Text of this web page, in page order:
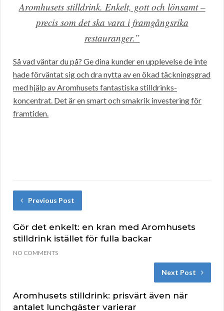
Aromhusets stilldrink. Enkelt, gott och lönsamt –
precis som det ska vara i framgångsrika
restauranger.”
Så vad väntar du på? Ge dina kunder en upplevelse de inte
hade förväntat sig och dra nytta av en ökad täckningsgrad
med hjälp av Aromhusets fantastiska stilldrinks-
koncentrat. Det är en smart och smakrik investering för
framtiden.
Previous Post
Gör det enkelt: en kran med Aromhusets
stilldrink istället för fulla backar
NO COMMENTS
Next Post
Aromhusets stilldrink: prisvärt även när
antalet lunchgäster varierar